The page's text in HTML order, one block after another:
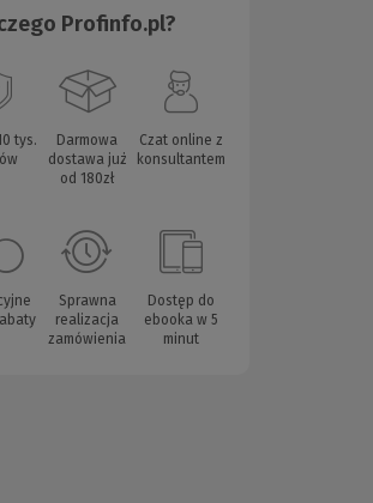
Profinfo.pl?
tys.
Darmowa
dostawa już
od 180zł
Czat online z
konsultantem
Sprawna
realizacja
zamówienia
Dostęp do
ebooka w 5
minut